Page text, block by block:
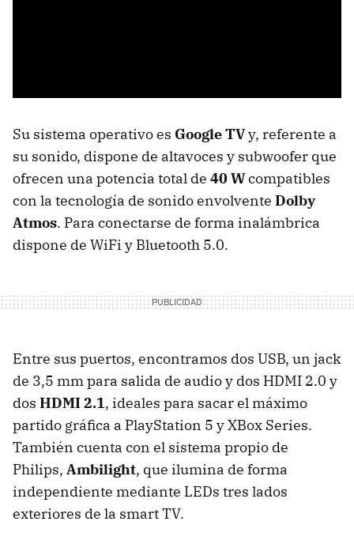
Su sistema operativo es Google TVy, referente a
su sonido, dispone de altavoces y subwoofer que
ofrecen una potencia total de 40 Wcompatibles
con la tecnología de sonido envolvente Dolby
Atmos. Para conectarse de forma inalámbrica
dispone de WiFi y Bluetooth 5.0.
Entre sus puertos, encontramos dos USB, un jack
de 3,5 mm para salida de audio y dos HDMI 2.0 y
dos HDMI 2.1, ideales para sacar el máximo
partido gráfica a PlayStation 5 y XBox Series.
También cuenta con el sistema propio de
Philips, Ambilight, que ilumina de forma
independiente mediante LEDs tres lados
exteriores de la smart TV.